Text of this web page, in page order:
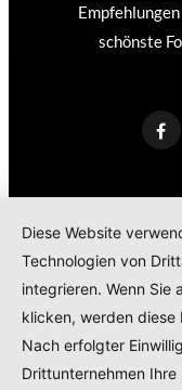
schönste
KONTAKT
PRODUKTTESTS –
© 2024
Diese Website
Technologien von
integrieren. Wenn Sie
klicken, werden diese
Nach erfolgter
Drittunternehmen